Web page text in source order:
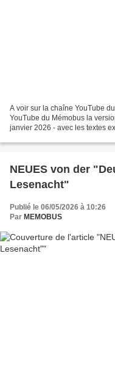
A voir sur la chaîne YouTube
YouTube du Mémobus la
janvier 2026 - avec les textes
NEUES von der
Lesenacht"
Publié le 06/05/2026 à 10:26
Par MEMOBUS